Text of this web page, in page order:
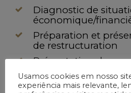
Diagnostic de
économique/
Préparation et
de restructuration
Présentation des
financiers
Collaboration
Usamos cookies em nosso
experiência mais relevante,